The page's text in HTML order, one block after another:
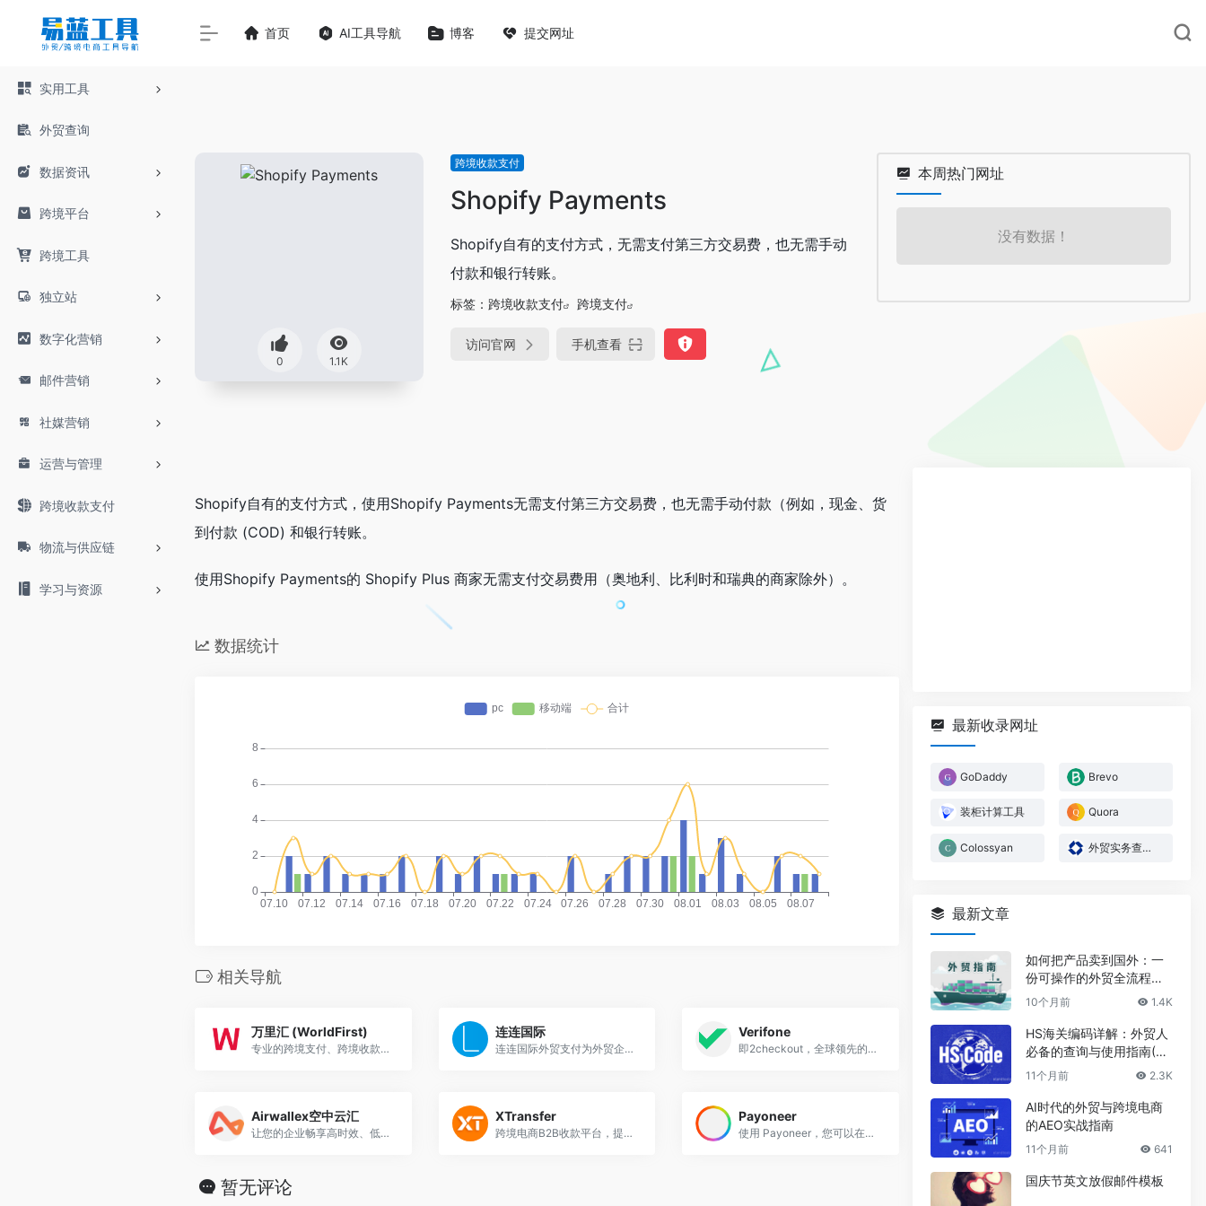
实用工具
外贸查询
数据资讯
跨境平台
跨境工具
独立站
数字化营销
邮件营销
社媒营销
运营与管理
跨境收款支付
物流与供应链
学习与资源
首页 AI工具导航 博客 提交网址
0 1.1K
跨境收款支付
Shopify Payments
Shopify自有的支付方式，无需支付第三方交易费，也无需手动
付款和银行转账。
标签： 跨境收款支付 跨境支付
访问官网 手机查看
本周热门网址
没有数据！
Shopify自有的支付方式，使用Shopify Payments无需支付第三方交易费，也无需手动付款（例如，现金、货
到付款 (COD) 和银行转账。
使用Shopify Payments的 Shopify Plus 商家无需支付交易费用（奥地利、比利时和瑞典的商家除外）。
数据统计
相关导航
万里汇 (WorldFirst)
专业的跨境支付、跨境收款、跨境电商收付、全球收款付款平台，支持亚马逊Amazon、Paypal、速卖通AliExpress、Lazada、Shopify等跨境电商、独立站和外贸收款。
连连国际
连连国际外贸支付为外贸企业提供外贸跨境收款服务及低成本的一站式外贸B2B解决方案
Verifone
即2checkout，全球领先的支付和商务解决方案提供商
Airwallex空中云汇
让您的企业畅享高时效、低成本的多币种全球收付。
XTransfer
跨境电商B2B收款平台，提供一站式外贸企业跨境金融和风控服务，为从事跨境电商B2B的中小微出口企业提供跨境收款平台服务。
Payoneer
使用 Payoneer，您可以在任何地方使用多种支付方式付款和收款。向供应商发送业务付款；接收来自全球客户和市场的资金。
暂无评论
最新收录网址
GoDaddy Brevo
装柜计算工具 Quora
Colossyan 外贸实务查询-商务部
最新文章
如何把产品卖到国外：一
份可操作的外贸全流程指
南2025
10个月前 1.4K
HS海关编码详解：外贸人
必备的查询与使用指南(20
25)
11个月前 2.3K
AI时代的外贸与跨境电商
的AEO实战指南
11个月前 641
国庆节英文放假邮件模板